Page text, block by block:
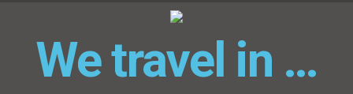
We travel in …